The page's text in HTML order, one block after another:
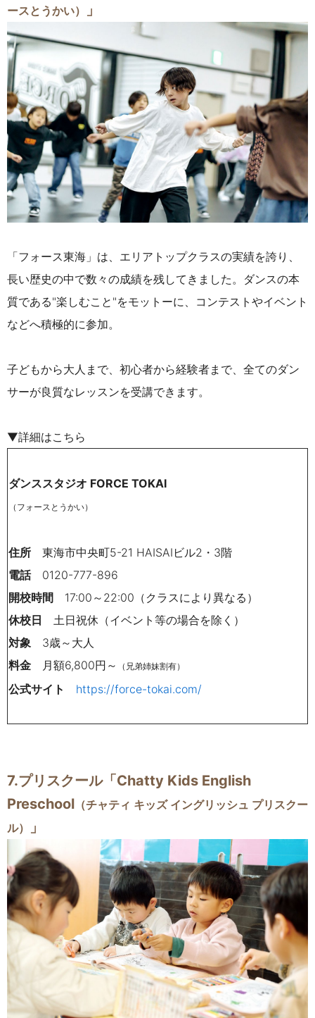
ースとうかい）
」
「フォース東海」は、エリアトップクラスの実績を誇り、
長い歴史の中で数々の成績を残してきました。ダンスの本
質である"楽しむこと"をモットーに、コンテストやイベント
などへ積極的に参加。
子どもから大人まで、初心者から経験者まで、全てのダン
サーが良質なレッスンを受講できます。
▼詳細はこちら
ダンススタジオ FORCE TOKAI
（フォースとうかい）
住所 東海市中央町5-21 HAISAIビル2・3階
電話0120-777-896
開校時間 17:00～22:00（クラスにより異なる）
休校日 土日祝休（イベント等の場合を除く）
対象 3歳～大人
料金
月額6,800円～ （兄弟姉妹割有）
公式サイト https://force-tokai.com/
7.プリスクール「Chatty Kids English
Preschool （チャティ キッズ イングリッシュ プリスクー
ル）
」